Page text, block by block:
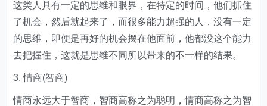
这类人具有一定的思维和眼界，在特定的时间，他们抓住
了机会，然后就起来了，而很多能力超强的人，没有一定
的思维，即便是再好的机会摆在他面前，他都没这个能力
去把握住，这就是思维不同所以带来的不一样的结果。
3. 情商(智商)
情商永远大于智商，智商高称之为聪明，情商高称之为智